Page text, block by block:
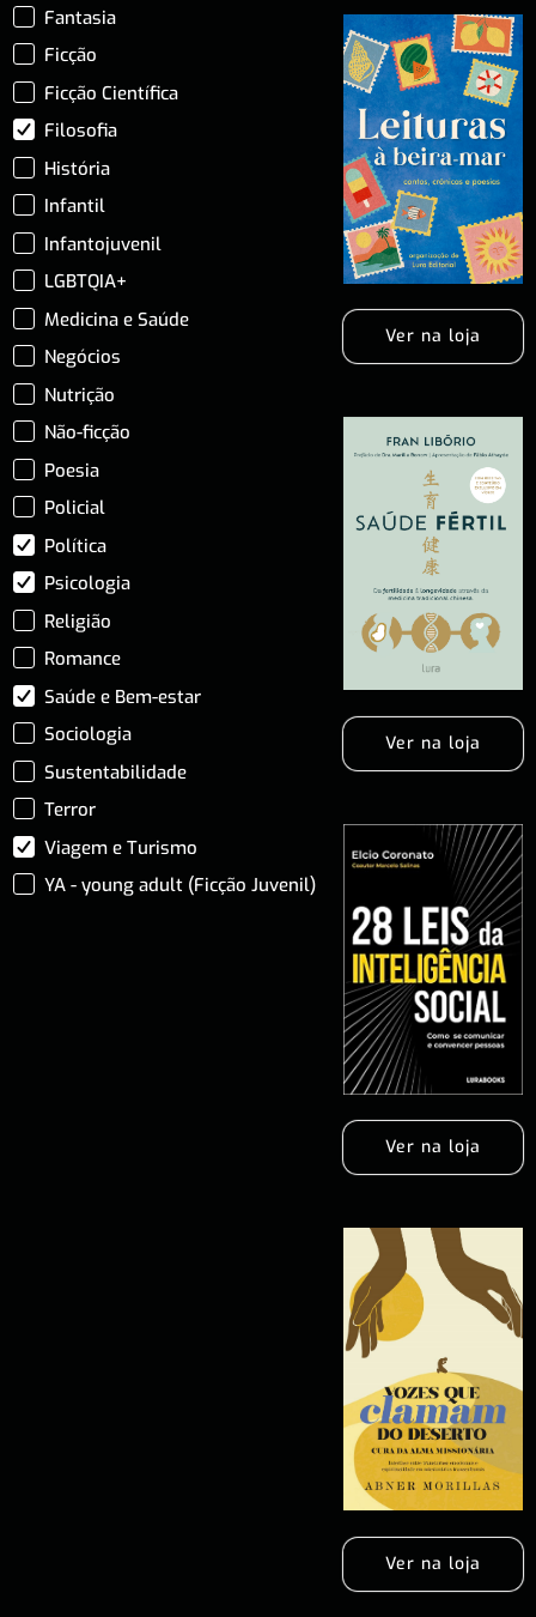
Fantasia
Ficção
Ficção Científica
Filosofia
História
Infantil
Infantojuvenil
LGBTQIA+
Medicina e Saúde
Negócios
Nutrição
Não-ficção
Poesia
Policial
Política
Psicologia
Religião
Romance
Saúde e Bem-estar
Sociologia
Sustentabilidade
Terror
Viagem e Turismo
YA - young adult (Ficção Juvenil)
Ver na loja
Ver na loja
Ver na loja
Ver na loja